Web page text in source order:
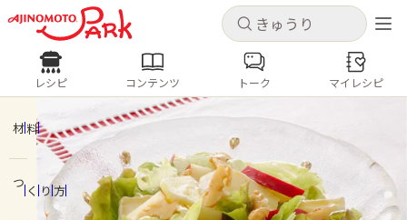
キャンセル
ログインするとレシピを保存できます
ログイン 新規登録
ホーム
キャンセル
レシピ コンテンツ
人気の食材・レシピ
きゅうり なす トマト
とうもろこし
レシピ コンテンツ トーク マイレシピ
材料
つくり方